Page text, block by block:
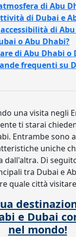
di Abu
di Dubai e
di
o Abu Dhabi?
di Abu Dhabi o
frequenti su
una visita negli
ti starai
Entrambe sono
uniche
dall'altra. Di
tra Dubai e
quale città
e Dubai
nel mondo!